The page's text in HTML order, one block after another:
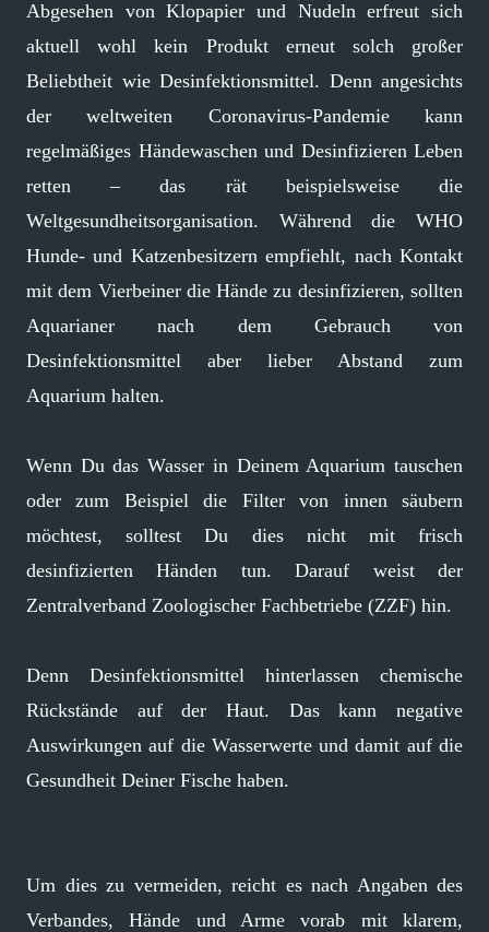
Abgesehen von Klopapier und Nudeln erfreut sich
aktuell wohl kein Produkt erneut solch großer
Beliebtheit wie Desinfektionsmittel. Denn angesichts
der weltweiten Coronavirus-Pandemie kann
regelmäßiges Händewaschen und Desinfizieren Leben
retten – das rät beispielsweise die
Weltgesundheitsorganisation. Während die WHO
Hunde- und Katzenbesitzern empfiehlt, nach Kontakt
mit dem Vierbeiner die Hände zu desinfizieren, sollten
Aquarianer nach dem Gebrauch von
Desinfektionsmittel aber lieber Abstand zum
Aquarium halten.
Wenn Du das Wasser in Deinem Aquarium tauschen
oder zum Beispiel die Filter von innen säubern
möchtest, solltest Du dies nicht mit frisch
desinfizierten Händen tun. Darauf weist der
Zentralverband Zoologischer Fachbetriebe (ZZF) hin.
Denn Desinfektionsmittel hinterlassen chemische
Rückstände auf der Haut. Das kann negative
Auswirkungen auf die Wasserwerte und damit auf die
Gesundheit Deiner Fische haben.
Um dies zu vermeiden, reicht es nach Angaben des
Verbandes, Hände und Arme vorab mit klarem,